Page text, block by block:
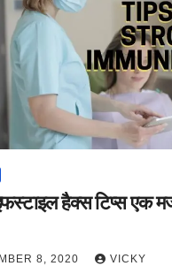
हैक्स टिप्स एक
8, 2020 VICKY